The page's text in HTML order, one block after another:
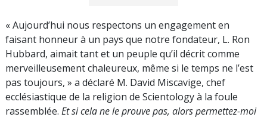
« Aujourd’hui nous respectons un engagement en
faisant honneur à un pays que notre fondateur, L. Ron
Hubbard, aimait tant et un peuple qu’il décrit comme
merveilleusement chaleureux, même si le temps ne l’est
pas toujours, » a déclaré M. David Miscavige, chef
ecclésiastique de la religion de Scientology à la foule
rassemblée. Et si cela ne le prouve pas, alors permettez-moi